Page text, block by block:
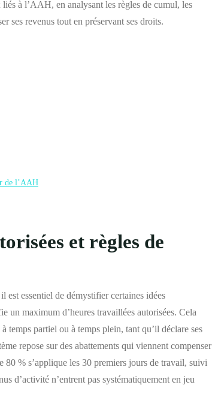
à l’AAH, en analysant les règles de cumul, les
ses revenus tout en préservant ses droits.
de l’AAH
et règles de
essentiel de démystifier certaines idées
un maximum d’heures travaillées autorisées. Cela
temps partiel ou à temps plein, tant qu’il déclare ses
repose sur des abattements qui viennent compenser
% s’applique les 30 premiers jours de travail, suivi
d’activité n’entrent pas systématiquement en jeu